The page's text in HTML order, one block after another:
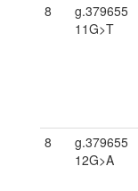
8
g.379655
11G>T
8
g.379655
12G>A